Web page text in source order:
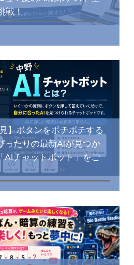
戦！
】ボタンをポチポチする
ったりの最新AIが見つか
AIチャットボット」をご